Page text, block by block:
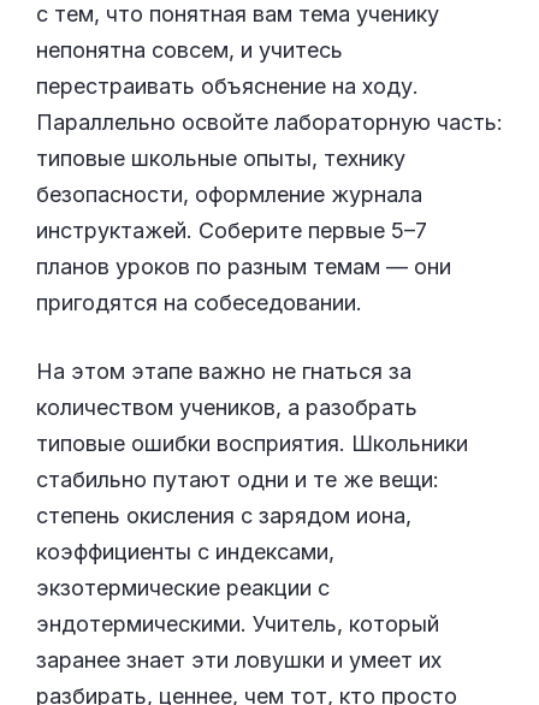
с тем, что понятная вам тема ученику
непонятна совсем, и учитесь
перестраивать объяснение на ходу.
Параллельно освойте лабораторную часть:
типовые школьные опыты, технику
безопасности, оформление журнала
инструктажей. Соберите первые 5–7
планов уроков по разным темам — они
пригодятся на собеседовании.
На этом этапе важно не гнаться за
количеством учеников, а разобрать
типовые ошибки восприятия. Школьники
стабильно путают одни и те же вещи:
степень окисления с зарядом иона,
коэффициенты с индексами,
экзотермические реакции с
эндотермическими. Учитель, который
заранее знает эти ловушки и умеет их
разбирать, ценнее, чем тот, кто просто